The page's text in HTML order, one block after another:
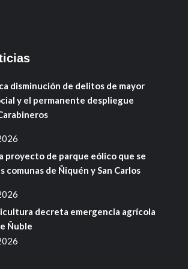
disminución de delitos de mayor
y el permanente despliegue
proyecto de parque eólico que se
comunas de Ñiquén y San Carlos
decreta emergencia agrícola
Ñuble